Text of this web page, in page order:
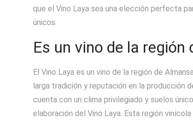
que el Vino Laya sea una elección perfecta
únicos.
Es un vino de la región
El Vino Laya es un vino de la región de
larga tradición y reputación en la producción
cuenta con un clima privilegiado y suelos
elaboración del Vino Laya. Esta región